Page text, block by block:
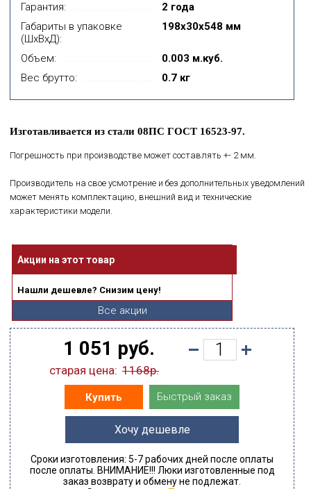
Гарантия:
2 года
Габариты в упаковке
(ШхВхД):
198x30x548 мм
Объем:
0.003 м.куб.
Вес брутто:
0.7 кг
Изготавливается из стали 08ПС ГОСТ 16523-97.
Погрешность при производстве может составлять +- 2 мм.
Производитель на свое усмотрение и без дополнительных уведомлений
может менять комплектацию, внешний вид и технические
характеристики модели.
Акции на этот товар
Нашли дешевле? Снизим цену!
Все акции
1 051 руб.
старая цена: 1168р.
Купить Быстрый заказ
Хочу дешевле
Сроки изготовления: 5-7 рабочих дней после оплаты
после оплаты. ВНИМАНИЕ!!! Люки изготовленные под
заказ возврату и обмену не подлежат.